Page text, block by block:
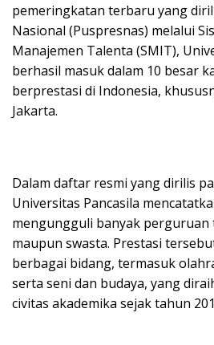
pemeringkatan terbaru yang
Nasional (Puspresnas) melalui
Manajemen Talenta (SMIT),
berhasil masuk dalam 10 besar
berprestasi di Indonesia,
Jakarta.
Dalam daftar resmi yang dirilis
Universitas Pancasila
mengungguli banyak
maupun swasta. Prestasi
berbagai bidang, termasuk
serta seni dan budaya, yang
civitas akademika sejak tahun